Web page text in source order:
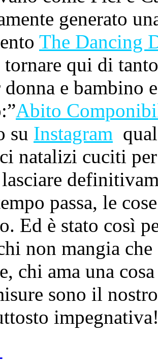
generato
The Dancing
qui di
e bambino
Abito
su Instagram
natalizi cuciti
passa, le
Ed è stato così
non mangia
chi ama una
sono il